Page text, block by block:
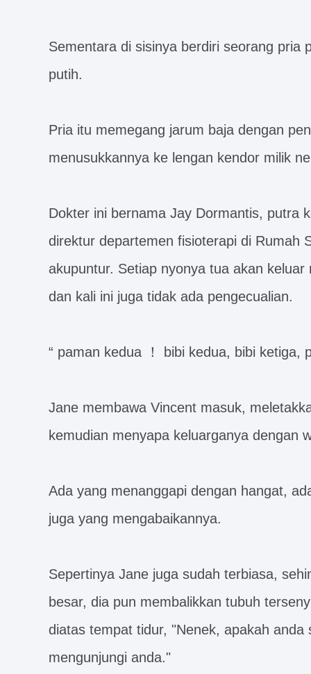
Sementara di sisinya berdiri seorang pria
putih.
Pria itu memegang jarum baja dengan
menusukkannya ke lengan kendor milik
Dokter ini bernama Jay Dormantis, putra
direktur departemen fisioterapi di Rumah
akupuntur. Setiap nyonya tua akan
dan kali ini juga tidak ada pengecualian.
“ paman kedua ！ bibi kedua, bibi ketiga,
Jane membawa Vincent masuk,
kemudian menyapa keluarganya dengan
Ada yang menanggapi dengan hangat,
juga yang mengabaikannya.
Sepertinya Jane juga sudah terbiasa,
besar, dia pun membalikkan tubuh
diatas tempat tidur, "Nenek, apakah anda
mengunjungi anda."